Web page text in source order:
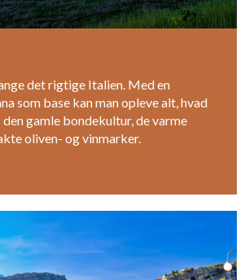
det rigtige Italien. Med en
som base kan man opleve alt, hvad
gamle bondekultur, de varme
oliven- og vinmarker.